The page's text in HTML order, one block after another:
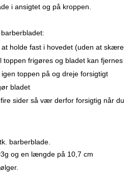
i ansigtet og på kroppen.
holde fast i hovedet (uden at skære
toppen frigøres og bladet kan fjernes
toppen på og dreje forsigtigt
bladet
sider så vær derfor forsigtig når du
barberblade.
og en længde på 10,7 cm